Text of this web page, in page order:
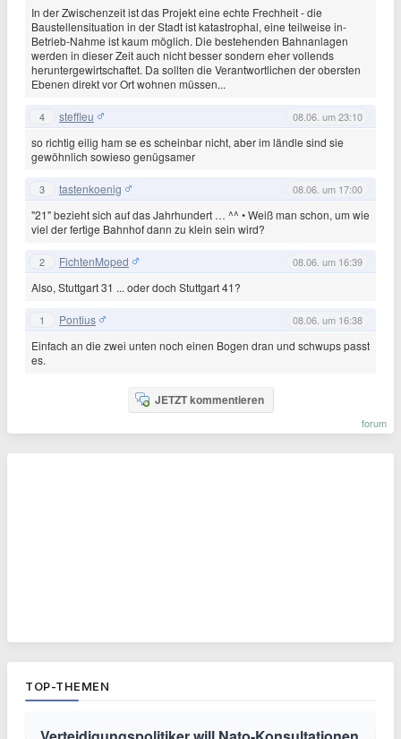
In der Zwischenzeit ist das Projekt eine echte Frechheit - die
Baustellensituation in der Stadt ist katastrophal, eine teilweise in-
Betrieb-Nahme ist kaum möglich. Die bestehenden Bahnanlagen
werden in dieser Zeit auch nicht besser sondern eher vollends
heruntergewirtschaftet. Da sollten die Verantwortlichen der obersten
Ebenen direkt vor Ort wohnen müssen...
4 steffleu 08.06. um 23:10
so richtig eilig ham se es scheinbar nicht, aber im ländle sind sie
gewöhnlich sowieso genügsamer
3 tastenkoenig 08.06. um 17:00
"21" bezieht sich auf das Jahrhundert … ^^ • Weiß man schon, um wie
viel der fertige Bahnhof dann zu klein sein wird?
2 FichtenMoped 08.06. um 16:39
Also, Stuttgart 31 ... oder doch Stuttgart 41?
1 Pontius 08.06. um 16:38
Einfach an die zwei unten noch einen Bogen dran und schwups passt
es.
JETZT kommentieren
forum
TOP-THEMEN